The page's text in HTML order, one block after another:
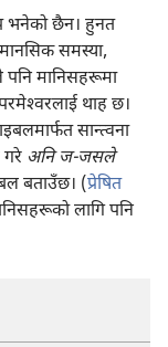
भनेको छैन। हुनत
समस्या,
मानिसहरूमा
थाह छ।
सान्त्वना
अनि ज-जसले
बताउँछ। (प्रेषित
लागि पनि